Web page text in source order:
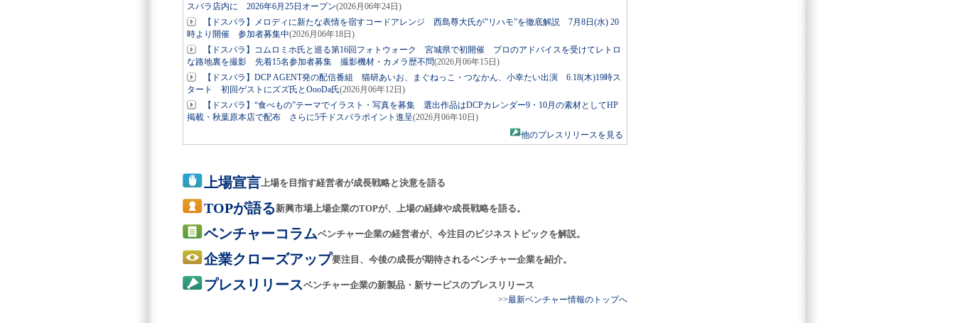
スパラ店内に 2026年6月25日オープン(2026月06年24日)
【ドスパラ】メロディに新たな表情を宿すコードアレンジ 西島尊大氏が”リハモ”を徹底解説 7月8日(水) 20
時より開催 参加者募集中(2026月06年18日)
【ドスパラ】コムロミホ氏と巡る第16回フォトウォーク 宮城県で初開催 プロのアドバイスを受けてレトロ
な路地裏を撮影 先着15名参加者募集 撮影機材・カメラ歴不問(2026月06年15日)
【ドスパラ】DCP AGENT発の配信番組 猫研あいお、まぐねっこ・つなかん、小幸たい出演 6.18(木)19時ス
タート 初回ゲストにズズ氏とOooDa氏(2026月06年12日)
【ドスパラ】“食べもの”テーマでイラスト・写真を募集 選出作品はDCPカレンダー9・10月の素材としてHP
掲載・秋葉原本店で配布 さらに5千ドスパラポイント進呈(2026月06年10日)
他のプレスリリースを見る
上場宣言上場を目指す経営者が成長戦略と決意を語る
TOPが語る新興市場上場企業のTOPが、上場の経緯や成長戦略を語る。
ベンチャーコラムベンチャー企業の経営者が、今注目のビジネストピックを解説。
企業クローズアップ要注目、今後の成長が期待されるベンチャー企業を紹介。
プレスリリースベンチャー企業の新製品・新サービスのプレスリリース
>>最新ベンチャー情報のトップへ